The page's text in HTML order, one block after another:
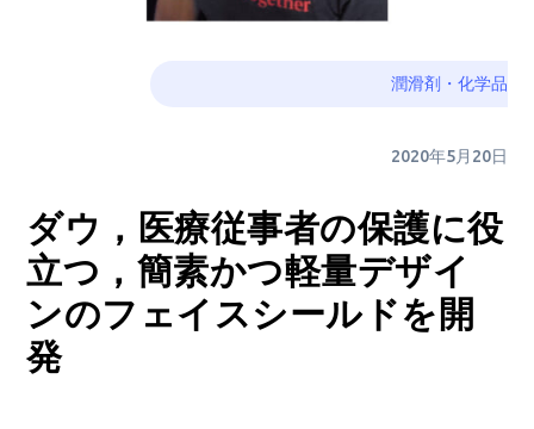
潤滑剤・化学品
2020年5月20日
ダウ，医療従事者の保護に役
立つ，簡素かつ軽量デザイ
ンのフェイスシールドを開
発